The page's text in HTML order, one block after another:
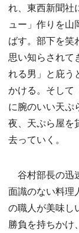
れ、東西新聞社
ュー」作りを山
ばす。部下を笑
思い知らされて
れる男」と庇う
かける。そして
に腕のいい天ぷ
夜、天ぷら屋を
去っていく。
谷村部長の迅
面識のない料理
の職人が美味し
勝負を持ちかけ